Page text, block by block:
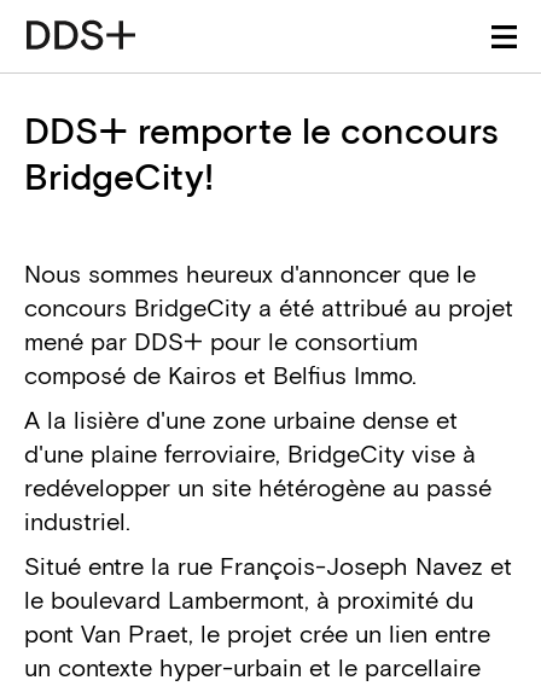
DDS+ remporte le concours
BridgeCity!
Nous sommes heureux d'annoncer que le
concours BridgeCity a été attribué au projet
mené par DDS+ pour le consortium
composé de Kairos et Belfius Immo.
A la lisière d'une zone urbaine dense et
d'une plaine ferroviaire, BridgeCity vise à
redévelopper un site hétérogène au passé
industriel.
Situé entre la rue François-Joseph Navez et
le boulevard Lambermont, à proximité du
pont Van Praet, le projet crée un lien entre
un contexte hyper-urbain et le parcellaire